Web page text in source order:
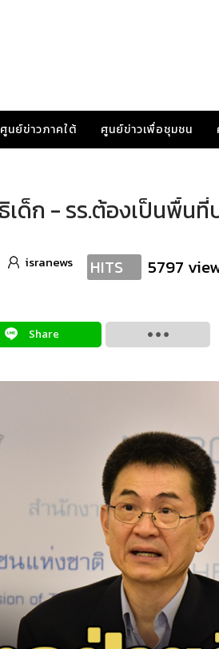
ศูนย์ข่าวภาคใต้ ศูนย์ข่าวเพื่อชุมชน
ด็ก - รร.ต้องเป็นพื้น
isranews HITS 5797
Share